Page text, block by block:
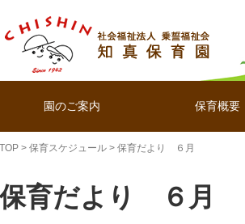
園のご案内 保育概要
TOP > 保育スケジュール > 保育だより ６月
保育だより ６月